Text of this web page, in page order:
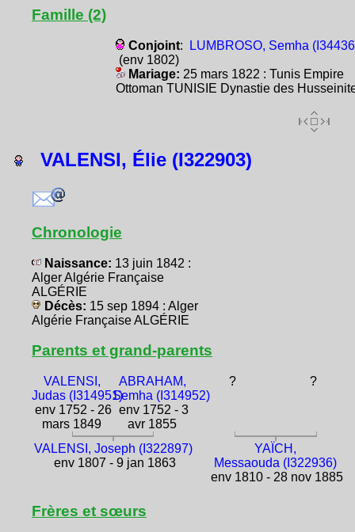
Famille (2)
Conjoint:
LUMBROSO, Semha
(env 1802)
Mariage: 25 mars 1822 : Tunis Empire
Ottoman TUNISIE Dynastie des
VALENSI, Élie (I322903)
Chronologie
Naissance: 13 juin 1842 :
Alger Algérie Française
ALGÉRIE
Décès: 15 sep 1894 : Alger
Algérie Française ALGÉRIE
Parents et grand-parents
VALENSI,
Judas (I314951)
env 1752 - 26
mars 1849
ABRAHAM,
Semha (I314952)
env 1752 - 3
avr 1855
? ?
VALENSI, Joseph (I322897)
env 1807 - 9 jan 1863
YAÏCH,
Messaouda (I322936)
env 1810 - 28 nov 1885
Frères et sœurs